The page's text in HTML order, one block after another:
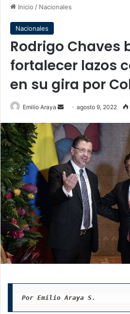
Inicio / Nacionales
Nacionales
Rodrigo Chaves
fortalecer lazos
en su gira por
Emilio Araya
Send
email
agosto 9, 2022
Por Emilio Araya S.